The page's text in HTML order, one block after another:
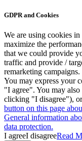
GDPR and Cookies
We are using cookies
maximize the
that we could provide
traffic and provide /
remarketing campaigns.
You may express your
"I agree". You may
clicking "I disagree"),
button on this page
General information
data protection.
I agreeI disagreeRead